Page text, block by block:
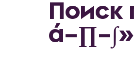
á–∏–∫»